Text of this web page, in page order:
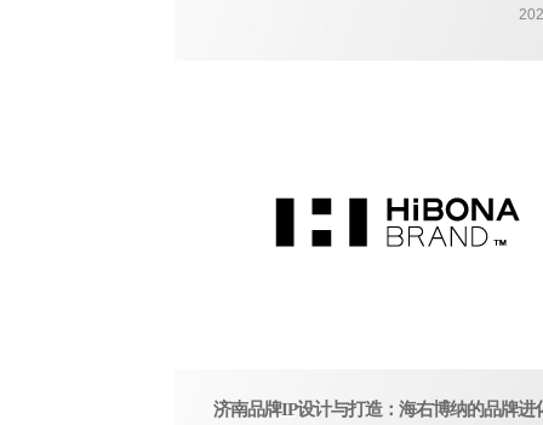
济南品牌IP设计与打造：海右博纳的品牌进